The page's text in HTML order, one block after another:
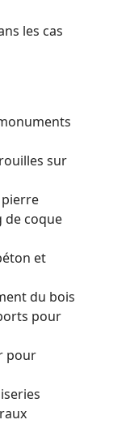
les cas
sur
pierre
de coque
et
du bois
pour
pour